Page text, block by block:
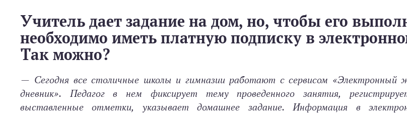
Учитель дает задание на дом, но, чтобы его
необходимо иметь платную подписку в
Так можно?
— Сегодня все столичные школы и гимназии работают с сервисом «Электронный
дневник». Педагог в нем фиксирует тему проведенного занятия,
выставленные отметки, указывает домашнее задание. Информация в